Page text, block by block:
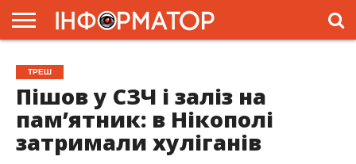
ГОЛОВНА
ЖИТТЯ
ВЛАДА
ГРОШІ
ТРЕШ
ПРЕС-
РЕЛІЗИ
РЕКЛАМА
ПРОЕКТИ
ТРЕШ
Пішов у СЗЧ і заліз на
памʼятник: в Нікополі
затримали хуліганів